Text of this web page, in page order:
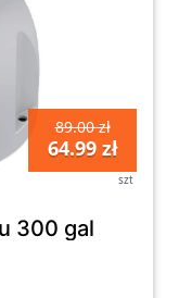
89.00 zł
64.99 zł
szt
300 gal